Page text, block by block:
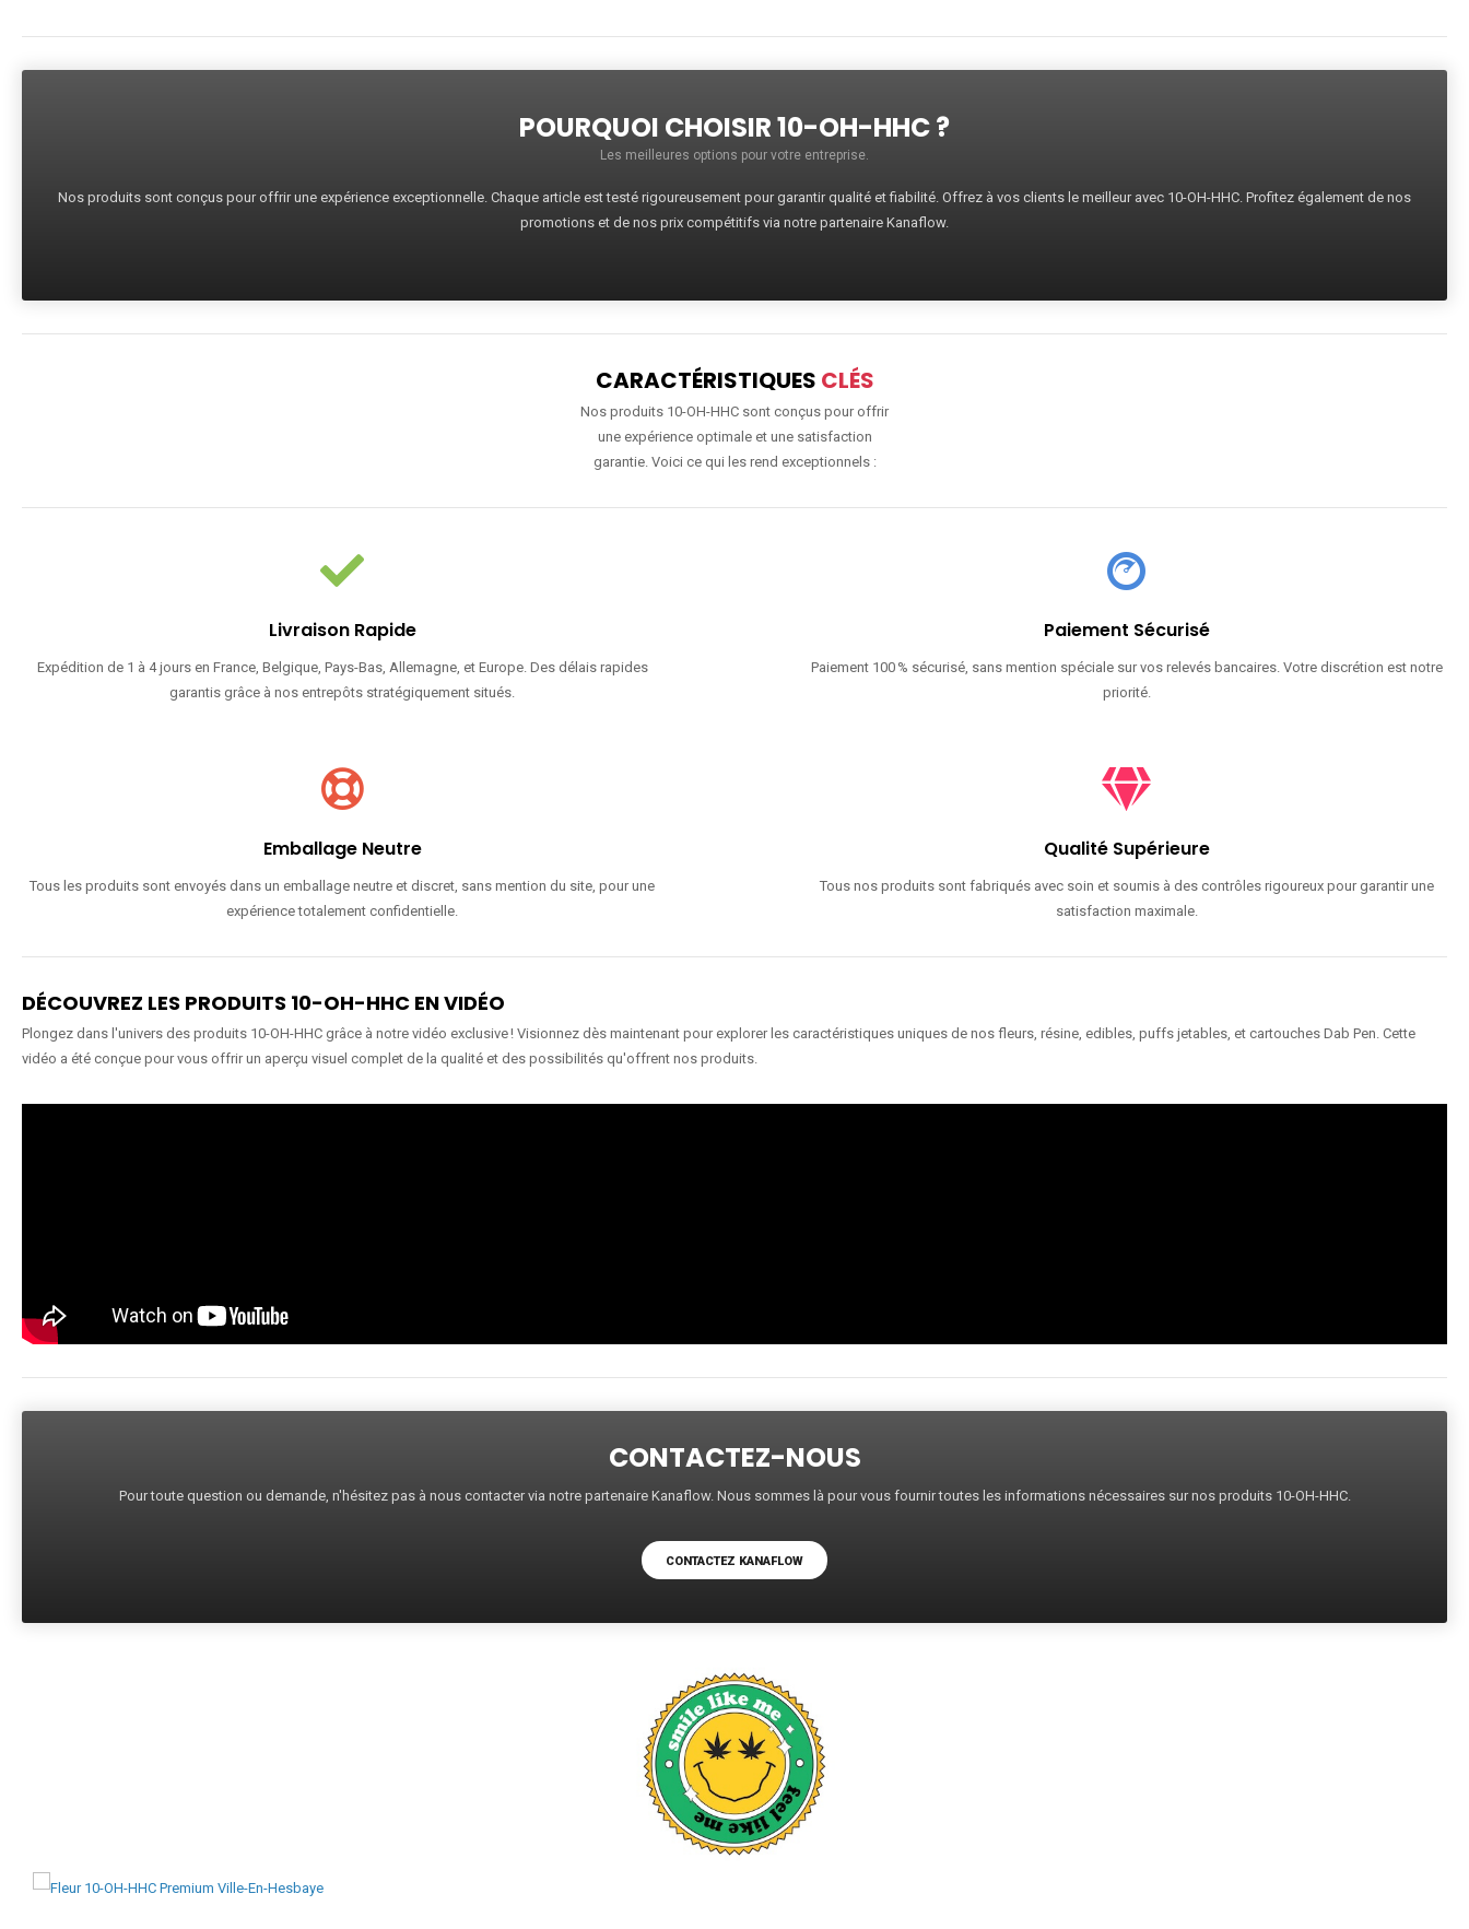
POURQUOI CHOISIR 10-OH-HHC ?
Les meilleures options pour votre entreprise.
Nos produits sont conçus pour offrir une expérience exceptionnelle. Chaque article est testé rigoureusement pour garantir qualité et fiabilité. Offrez à vos clients le meilleur avec 10-OH-HHC. Profitez également de nos
promotions et de nos prix compétitifs via notre partenaire Kanaflow.
CARACTÉRISTIQUES CLÉS
Nos produits 10-OH-HHC sont conçus pour offrir
une expérience optimale et une satisfaction
garantie. Voici ce qui les rend exceptionnels :
Livraison Rapide
Expédition de 1 à 4 jours en France, Belgique, Pays-Bas, Allemagne, et Europe. Des délais rapides
garantis grâce à nos entrepôts stratégiquement situés.
Paiement Sécurisé
Paiement 100 % sécurisé, sans mention spéciale sur vos relevés bancaires. Votre discrétion est notre
priorité.
Emballage Neutre
Tous les produits sont envoyés dans un emballage neutre et discret, sans mention du site, pour une
expérience totalement confidentielle.
Qualité Supérieure
Tous nos produits sont fabriqués avec soin et soumis à des contrôles rigoureux pour garantir une
satisfaction maximale.
DÉCOUVREZ LES PRODUITS 10-OH-HHC EN VIDÉO
Plongez dans l'univers des produits 10-OH-HHC grâce à notre vidéo exclusive ! Visionnez dès maintenant pour explorer les caractéristiques uniques de nos fleurs, résine, edibles, puffs jetables, et cartouches Dab Pen. Cette
vidéo a été conçue pour vous offrir un aperçu visuel complet de la qualité et des possibilités qu'offrent nos produits.
CONTACTEZ-NOUS
Pour toute question ou demande, n'hésitez pas à nous contacter via notre partenaire Kanaflow. Nous sommes là pour vous fournir toutes les informations nécessaires sur nos produits 10-OH-HHC.
CONTACTEZ KANAFLOW